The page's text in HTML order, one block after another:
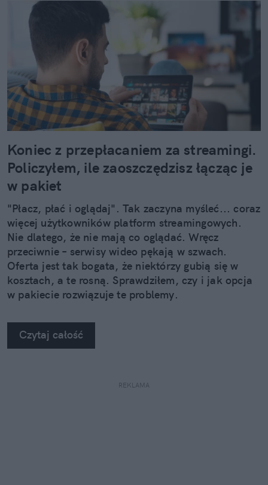
Koniec z przepłacaniem za streamingi.
Policzyłem, ile zaoszczędzisz łącząc je
w pakiet
"Płacz, płać i oglądaj". Tak zaczyna myśleć... coraz
więcej użytkowników platform streamingowych.
Nie dlatego, że nie mają co oglądać. Wręcz
przeciwnie – serwisy wideo pękają w szwach.
Oferta jest tak bogata, że niektórzy gubią się w
kosztach, a te rosną. Sprawdziłem, czy i jak opcja
w pakiecie rozwiązuje te problemy.
Czytaj całość
REKLAMA